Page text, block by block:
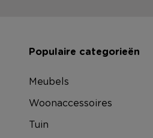
Populaire categorieën
Meubels
Woonaccessoires
Tuin